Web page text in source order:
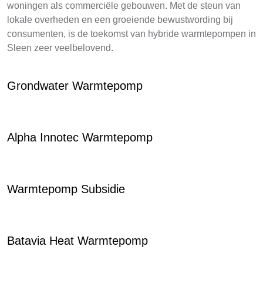
woningen als commerciële gebouwen. Met de steun van
lokale overheden en een groeiende bewustwording bij
consumenten, is de toekomst van hybride warmtepompen in
Sleen zeer veelbelovend.
Grondwater Warmtepomp
Alpha Innotec Warmtepomp
Warmtepomp Subsidie
Batavia Heat Warmtepomp